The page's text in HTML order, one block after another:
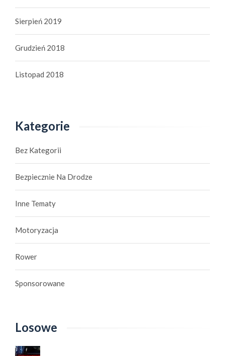
Sierpień 2019
Grudzień 2018
Listopad 2018
Kategorie
Bez Kategorii
Bezpiecznie Na Drodze
Inne Tematy
Motoryzacja
Rower
Sponsorowane
Losowe